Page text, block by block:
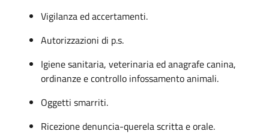
Vigilanza ed accertamenti.
Autorizzazioni di p.s.
Igiene sanitaria, veterinaria ed anagrafe canina,
ordinanze e controllo infossamento animali.
Oggetti smarriti.
Ricezione denuncia-querela scritta e orale.